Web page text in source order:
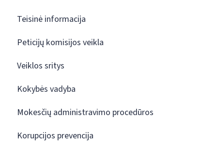
Teisinė informacija
Peticijų komisijos veikla
Veiklos sritys
Kokybės vadyba
Mokesčių administravimo procedūros
Korupcijos prevencija